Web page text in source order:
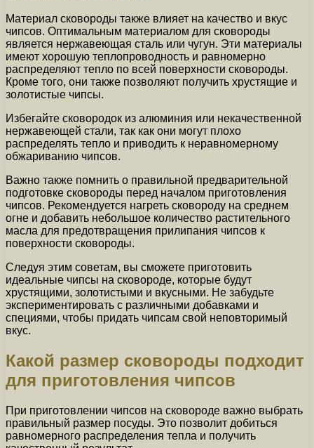
Материал сковороды также влияет на качество и вкус
чипсов. Оптимальным материалом для сковороды
является нержавеющая сталь или чугун. Эти материалы
имеют хорошую теплопроводность и равномерно
распределяют тепло по всей поверхности сковороды.
Кроме того, они также позволяют получить хрустящие и
золотистые чипсы.
Избегайте сковородок из алюминия или некачественной
нержавеющей стали, так как они могут плохо
распределять тепло и приводить к неравномерному
обжариванию чипсов.
Важно также помнить о правильной предварительной
подготовке сковороды перед началом приготовления
чипсов. Рекомендуется нагреть сковороду на среднем
огне и добавить небольшое количество растительного
масла для предотвращения прилипания чипсов к
поверхности сковороды.
Следуя этим советам, вы сможете приготовить
идеальные чипсы на сковороде, которые будут
хрустящими, золотистыми и вкусными. Не забудьте
экспериментировать с различными добавками и
специями, чтобы придать чипсам свой неповторимый
вкус.
Какой размер сковороды подходит
для приготовления чипсов
При приготовлении чипсов на сковороде важно выбрать
правильный размер посуды. Это позволит добиться
равномерного распределения тепла и получить